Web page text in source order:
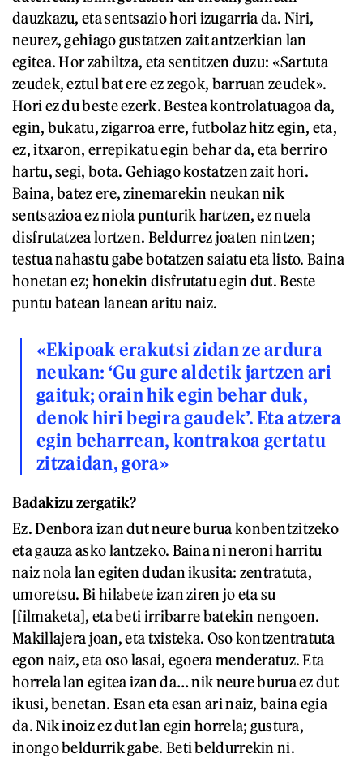
dauzkazu, eta sentsazio hori izugarria da. Niri,
neurez, gehiago gustatzen zait antzerkian lan
egitea. Hor zabiltza, eta sentitzen duzu: «Sartuta
zeudek, eztul bat ere ez zegok, barruan zeudek».
Hori ez du beste ezerk. Bestea kontrolatuagoa da,
egin, bukatu, zigarroa erre, futbolaz hitz egin, eta,
ez, itxaron, errepikatu egin behar da, eta berriro
hartu, segi, bota. Gehiago kostatzen zait hori.
Baina, batez ere, zinemarekin neukan nik
sentsazioa ez niola punturik hartzen, ez nuela
disfrutatzea lortzen. Beldurrez joaten nintzen;
testua nahastu gabe botatzen saiatu eta listo. Baina
honetan ez; honekin disfrutatu egin dut. Beste
puntu batean lanean aritu naiz.
«Ekipoak erakutsi zidan ze ardura
neukan: ‘Gu gure aldetik jartzen ari
gaituk; orain hik egin behar duk,
denok hiri begira gaudek’. Eta atzera
egin beharrean, kontrakoa gertatu
zitzaidan, gora»
Badakizu zergatik?
Ez. Denbora izan dut neure burua konbentzitzeko
eta gauza asko lantzeko. Baina ni neroni harritu
naiz nola lan egiten dudan ikusita: zentratuta,
umoretsu. Bi hilabete izan ziren jo eta su
[filmaketa], eta beti irribarre batekin nengoen.
Makillajera joan, eta txisteka. Oso kontzentratuta
egon naiz, eta oso lasai, egoera menderatuz. Eta
horrela lan egitea izan da… nik neure burua ez dut
ikusi, benetan. Esan eta esan ari naiz, baina egia
da. Nik inoiz ez dut lan egin horrela; gustura,
inongo beldurrik gabe. Beti beldurrekin ni.